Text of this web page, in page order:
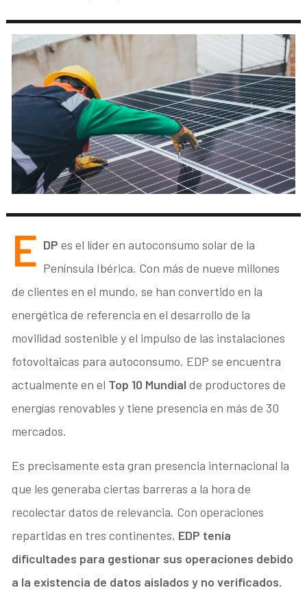
E DP es el líder en autoconsumo solar de la
Península Ibérica. Con más de nueve millones
de clientes en el mundo, se han convertido en la
energética de referencia en el desarrollo de la
movilidad sostenible y el impulso de las instalaciones
fotovoltaicas para autoconsumo. EDP se encuentra
actualmente en el Top 10 Mundialde productores de
energías renovables y tiene presencia en más de 30
mercados.
Es precisamente esta gran presencia internacional la
que les generaba ciertas barreras a la hora de
recolectar datos de relevancia. Con operaciones
repartidas en tres continentes, EDP tenía
dificultades para gestionar sus operaciones debido
a la existencia de datos aislados y no verificados.